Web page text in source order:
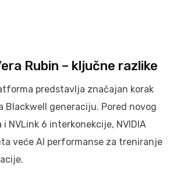
Rubin – ključne razlike
predstavlja značajan korak
Blackwell generaciju. Pored novog
i NVLink 6 interkonekcije, NVIDIA
veće AI performanse za treniranje